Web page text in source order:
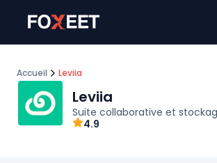
Accueil Leviia
Leviia
Suite collaborative et
4.9